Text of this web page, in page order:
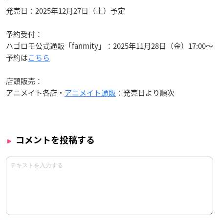
発売日：2025年12月27日（土）予定
予約受付：
ハゴロモ公式通販「fanmity」：2025年11月28日（金）17:00〜
予約はこちら
店頭販売：
アニメイト各店・ アニメイト通販 ：発売日より順次
コメントを投稿する